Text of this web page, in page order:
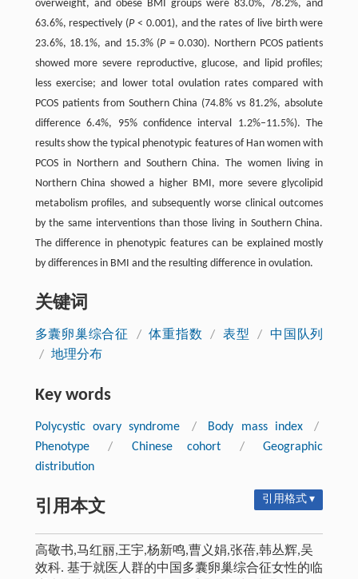
overweight, and obese BMI groups were 83.0%, 78.2%, and
63.6%, respectively (P< 0.001), and the rates of live birth were
23.6%, 18.1%, and 15.3% (P= 0.030). Northern PCOS patients
showed more severe reproductive, glucose, and lipid profiles;
less exercise; and lower total ovulation rates compared with
PCOS patients from Southern China (74.8% vs 81.2%, absolute
difference 6.4%, 95% confidence interval 1.2%–11.5%). The
results show the typical phenotypic features of Han women with
PCOS in Northern and Southern China. The women living in
Northern China showed a higher BMI, more severe glycolipid
metabolism profiles, and subsequently worse clinical outcomes
by the same interventions than those living in Southern China.
The difference in phenotypic features can be explained mostly
by differences in BMI and the resulting difference in ovulation.
关键词
多囊卵巢综合征 / 体重指数 / 表型 /
中国队列
/ 地理分布
Key words
Polycystic ovary syndrome / Body mass index
/
Phenotype
/ Chinese cohort /
Geographic
distribution
引用本文 引用格式 ▾
高敬书,马红丽,王宇,杨新鸣,曹义娟,张蓓,韩丛辉,吴
效科. 基于就医人群的中国多囊卵巢综合征女性的临